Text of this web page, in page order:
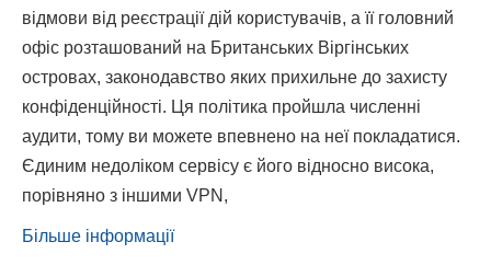
відмови від реєстрації дій користувачів, а її головний
офіс розташований на Британських Віргінських
островах, законодавство яких прихильне до захисту
конфіденційності. Ця політика пройшла численні
аудити, тому ви можете впевнено на неї покладатися.
Єдиним недоліком сервісу є його відносно висока,
порівняно з іншими VPN,
Більше інформації